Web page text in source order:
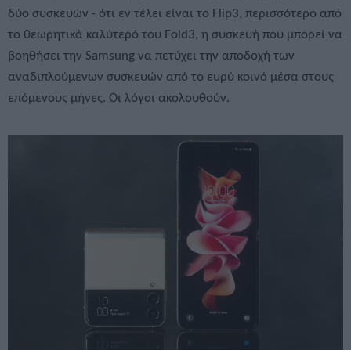
δύο συσκευών - ότι εν τέλει είναι το Flip3, περισσότερο από
το θεωρητικά καλύτερό του Fold3, η συσκευή που μπορεί να
βοηθήσει την Samsung να πετύχει την αποδοχή των
αναδιπλούμενων συσκευών από το ευρύ κοινό μέσα στους
επόμενους μήνες. Οι λόγοι ακολουθούν.